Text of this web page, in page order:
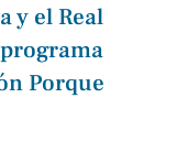
y el Real
Porque